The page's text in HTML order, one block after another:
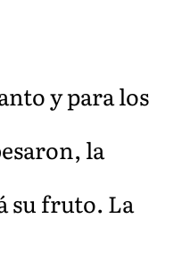
y para los
la
su fruto. La